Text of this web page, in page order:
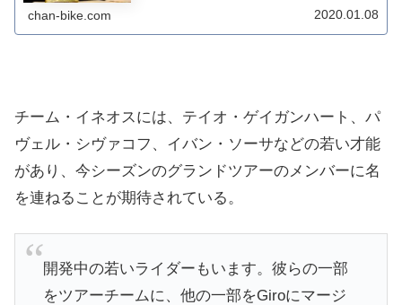
ージまでマリア・ローザを着用。その時に、数年以...
chan-bike.com 2020.01.08
チーム・イネオスには、テイオ・ゲイガンハート、パ
ヴェル・シヴァコフ、イバン・ソーサなどの若い才能
があり、今シーズンのグランドツアーのメンバーに名
を連ねることが期待されている。
開発中の若いライダーもいます。彼らの一部
をツアーチームに、他の一部をGiroにマージ